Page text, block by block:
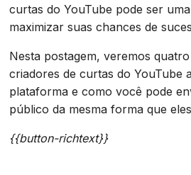
curtas do YouTube pode ser
maximizar suas chances de
Nesta postagem, veremos
criadores de curtas do YouTube
plataforma e como você pode
público da mesma forma que
{{button-richtext}}